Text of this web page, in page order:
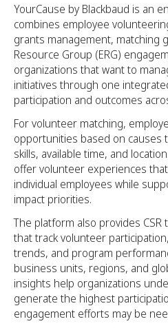
YourCause by Blackbaud is an
combines employee
grants management, matching
Resource Group (ERG)
organizations that want to
initiatives through one
participation and outcomes
For volunteer matching,
opportunities based on causes
skills, available time, and
offer volunteer experiences
individual employees while
impact priorities.
The platform also provides
that track volunteer
trends, and program
business units, regions, and
insights help organizations
generate the highest
engagement efforts may be